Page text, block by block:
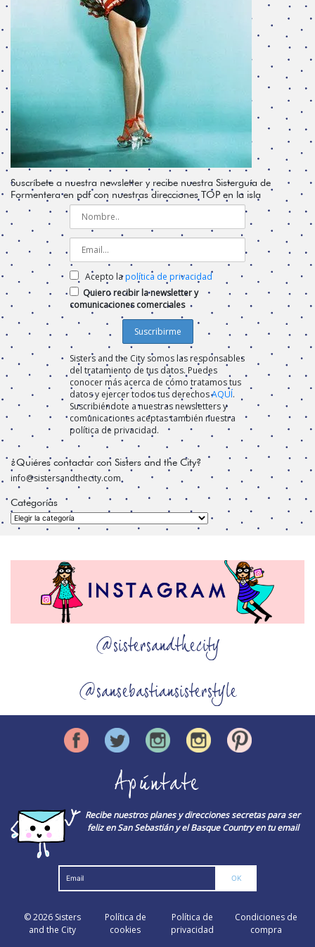
Suscríbete a nuestra newsletter y recibe nuestra Sisterguía de
Formentera en pdf con nuestras direcciones TOP en la isla
Acepto lapolítica de privacidad
Quiero recibir la newsletter y
comunicaciones comerciales
Sisters and the City somos las responsables
del tratamiento de tus datos. Puedes
conocer más acerca de cómo tratamos tus
datos y ejercer todos tus derechosAQUÍ.
Suscribiéndote a nuestras newsletters y
comunicaciones aceptas también nuestra
política de privacidad.
¿Quiéres contactar con Sisters and the City?
info@sistersandthecity.com
Categorías
Categorías
@sistersandthecity
@sansebastiansisterstyle
Apúntate
Recibe nuestros planes y direcciones secretas para ser
feliz en San Sebastián y el Basque Country en tu email
© 2026 Sisters
and the City
Política de
cookies
Política de
privacidad
Condiciones de
compra